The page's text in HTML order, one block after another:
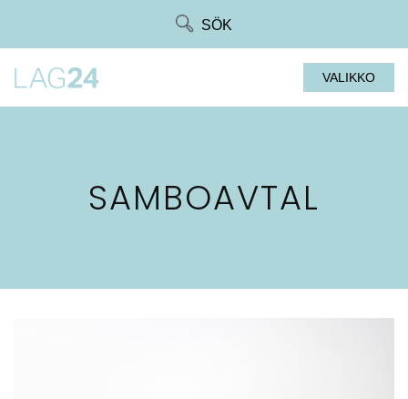
SÖK
VALIKKO
SAMBOAVTAL